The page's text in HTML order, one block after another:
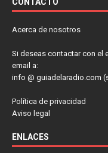
Acerca de nosotros
Si deseas contactar con el
email a:
info @ guiadelaradio.com
Política de privacidad
Aviso legal
ENLACES